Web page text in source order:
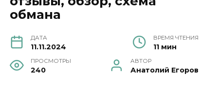
обмана
ДАТА
11.11.2024
ВРЕМЯ ЧТЕНИЯ
11 мин
ПРОСМОТРЫ
240
АВТОР
Анатолий Егоров